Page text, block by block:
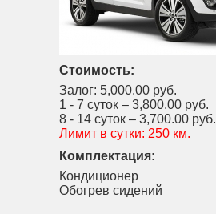
Стоимость:
Залог: 5,000.00 руб.
1 - 7 суток – 3,800.00 руб.
8 - 14 суток – 3,700.00 руб.
Лимит в сутки: 250 км.
Комплектация:
Кондиционер
Обогрев сидений